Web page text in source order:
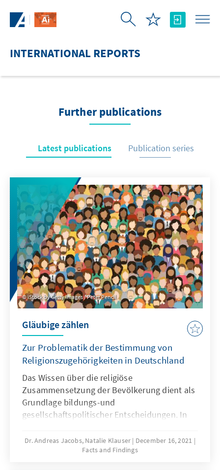
INTERNATIONAL REPORTS
Further publications
Latest publications Publication series
iStock by Getty Images / Peter Pencil
Gläubige zählen
Zur Problematik der Bestimmung von
Religionszugehörigkeiten in Deutschland
Das Wissen über die religiöse
Zusammensetzung der Bevölkerung dient als
Grundlage bildungs-und
gesellschaftspolitischer Entscheidungen. In
Gesellschaft wird es zugleich
herausfordernder, verlässliche Angaben über
Dr. Andreas Jacobs, Natalie Klauser
December 16, 2021
Facts and Findings